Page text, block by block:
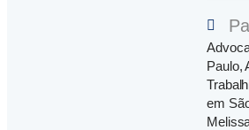
Paulo,
em